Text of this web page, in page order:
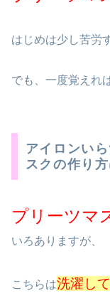
はじめは少し苦労
でも、一度覚えれ
アイロンい
スクの作り
プリーツマ
いろありますが、
こちらは洗濯し